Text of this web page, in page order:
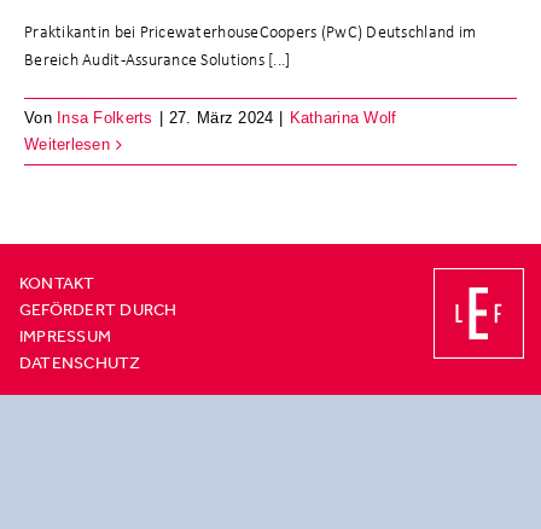
Praktikantin bei PricewaterhouseCoopers (PwC) Deutschland im
Bereich Audit-Assurance Solutions [...]
Von Insa Folkerts 27. März 2024
Katharina Wolf
Weiterlesen
KONTAKT
GEFÖRDERT DURCH
IMPRESSUM
DATENSCHUTZ